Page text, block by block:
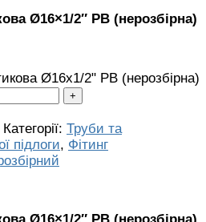
Ø16×1/2″ РВ (нерозбірна)
Ø16x1/2" РВ (нерозбірна)
Категорії: Труби та
підлоги, Фітинг